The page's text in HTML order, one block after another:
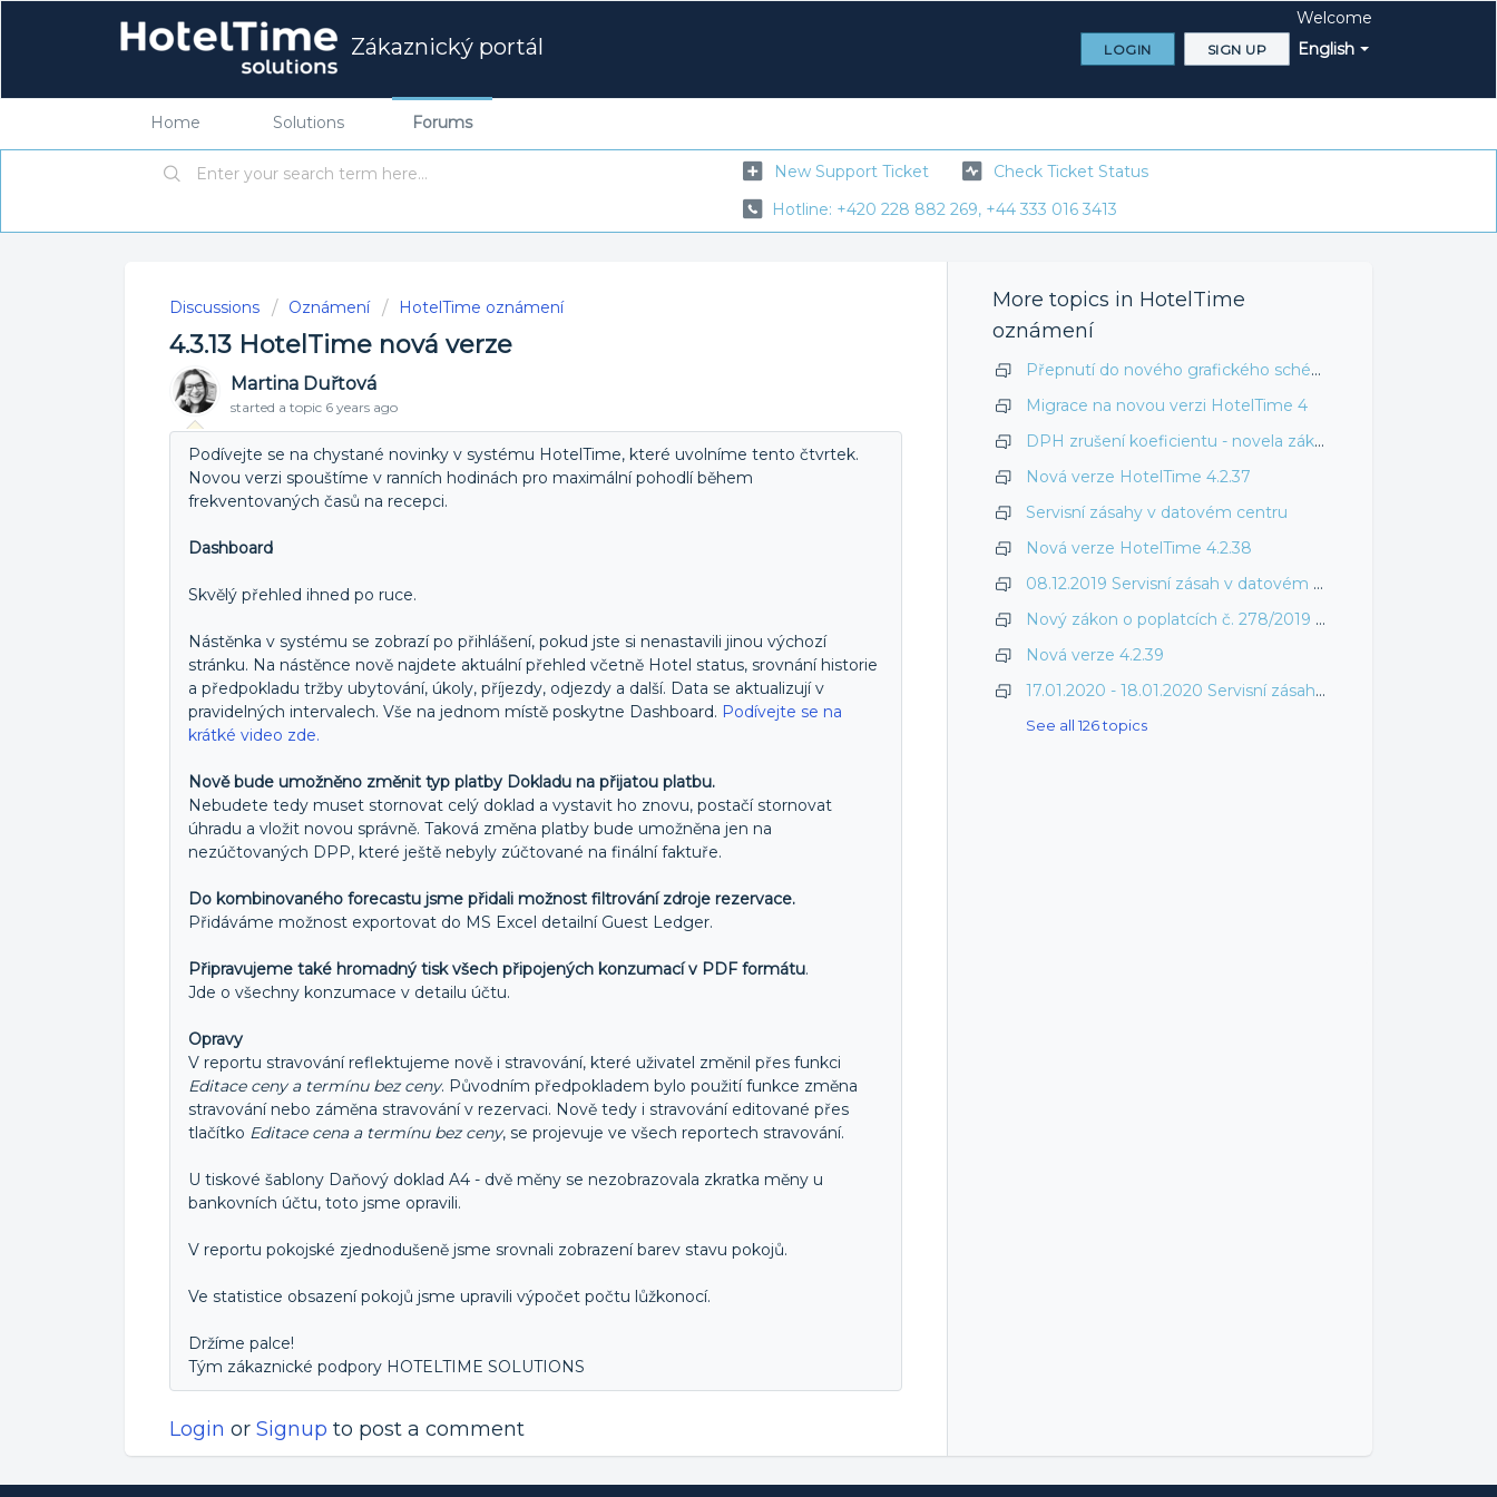
Zákaznický portál English
Welcome
LOGIN SIGN UP
Home Solutions Forums
New Support Ticket
Check Ticket Status
Hotline: +420 228 882 269, +44 333 016 3413
Discussions Oznámení HotelTime oznámení
4.3.13 HotelTime nová verze
Martina Duřtová
started a topic 6 years ago
Podívejte se na chystané novinky v systému HotelTime, které uvolníme tento čtvrtek.
Novou verzi spouštíme v ranních hodinách pro maximální pohodlí během
frekventovaných časů na recepci.
Dashboard
Skvělý přehled ihned po ruce.
Nástěnka v systému se zobrazí po přihlášení, pokud jste si nenastavili jinou výchozí
stránku. Na nástěnce nově najdete aktuální přehled včetně Hotel status, srovnání historie
a předpokladu tržby ubytování, úkoly, příjezdy, odjezdy a další. Data se aktualizují v
pravidelných intervalech. Vše na jednom místě poskytne Dashboard. Podívejte se na
krátké video zde.
Nově bude umožněno změnit typ platby Dokladu na přijatou platbu.
Nebudete tedy muset stornovat celý doklad a vystavit ho znovu, postačí stornovat
úhradu a vložit novou správně. Taková změna platby bude umožněna jen na
nezúčtovaných DPP, které ještě nebyly zúčtované na finální faktuře.
Do kombinovaného forecastu jsme přidali možnost filtrování zdroje rezervace.
Přidáváme možnost exportovat do MS Excel detailní Guest Ledger.
Připravujeme také hromadný tisk všech připojených konzumací v PDF formátu.
Jde o všechny konzumace v detailu účtu.
Opravy
V reportu stravování reflektujeme nově i stravování, které uživatel změnil přes funkci
Editace ceny a termínu bez ceny. Původním předpokladem bylo použití funkce změna
stravování nebo záměna stravování v rezervaci. Nově tedy i stravování editované přes
tlačítko Editace cena a termínu bez ceny, se projevuje ve všech reportech stravování.
U tiskové šablony Daňový doklad A4 - dvě měny se nezobrazovala zkratka měny u
bankovních účtu, toto jsme opravili.
V reportu pokojské zjednodušeně jsme srovnali zobrazení barev stavu pokojů.
Ve statistice obsazení pokojů jsme upravili výpočet počtu lůžkonocí.
Držíme palce!
Tým zákaznické podpory HOTELTIME SOLUTIONS
Login or Signup to post a comment
More topics in HotelTime
oznámení
Přepnutí do nového grafického schéma HotelTime 4.3.32 a vyšší
Migrace na novou verzi HotelTime 4
DPH zrušení koeficientu - novela zákona o DPH
Nová verze HotelTime 4.2.37
Servisní zásahy v datovém centru
Nová verze HotelTime 4.2.38
08.12.2019 Servisní zásah v datovém centru
Nový zákon o poplatcích č. 278/2019 Sb. v systému HotelTime
Nová verze 4.2.39
17.01.2020 - 18.01.2020 Servisní zásah v datovém centru
See all 126 topics